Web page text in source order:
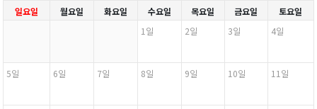
일요일 월요일 화요일 수요일 목요일 금요일
토요일
1일
2일 3일 4일
5일 6일 7일 8일 9일 10일 11일